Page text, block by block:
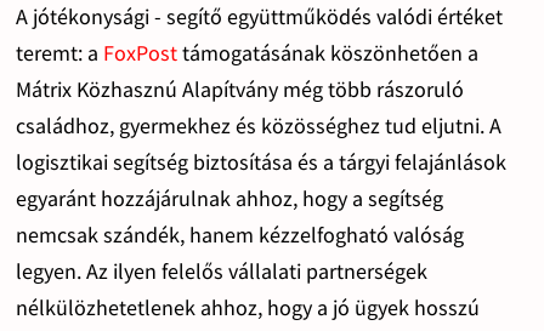
A jótékonysági - segítő együttműködés valódi értéket
teremt: a FoxPosttámogatásának köszönhetően a
Mátrix Közhasznú Alapítvány még több rászoruló
családhoz, gyermekhez és közösséghez tud eljutni. A
logisztikai segítség biztosítása és a tárgyi felajánlások
egyaránt hozzájárulnak ahhoz, hogy a segítség
nemcsak szándék, hanem kézzelfogható valóság
legyen. Az ilyen felelős vállalati partnerségek
nélkülözhetetlenek ahhoz, hogy a jó ügyek hosszú